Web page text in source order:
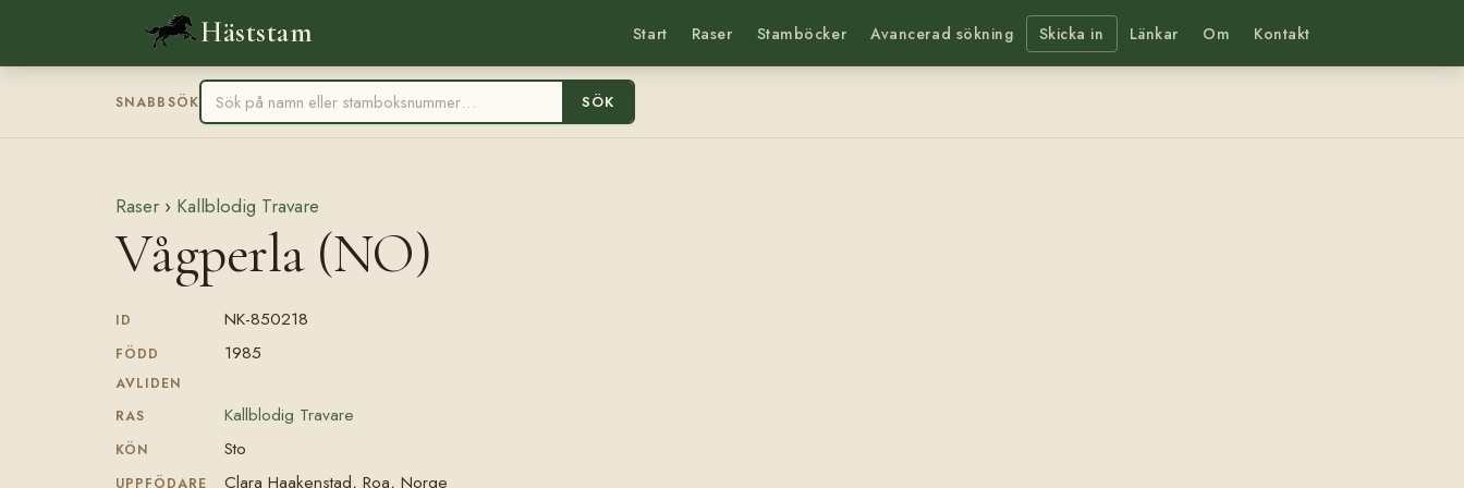
Häststam Start Raser Stamböcker Avancerad sökning Skicka in Länkar Om Kontakt
SNABBSÖK SÖK
Raser › Kallblodig Travare
Vågperla (NO)
ID NK-850218
FÖDD 1985
AVLIDEN
RAS
Kallblodig Travare
KÖN Sto
UPPFÖDARE Clara Haakenstad, Roa, Norge